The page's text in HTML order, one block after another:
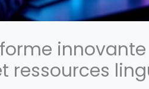
ressources